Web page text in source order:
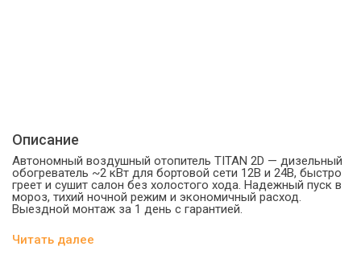
Описание
Автономный воздушный отопитель TITAN 2D — дизельный
обогреватель ~2 кВт для бортовой сети 12В и 24В, быстро
греет и сушит салон без холостого хода. Надежный пуск в
мороз, тихий ночной режим и экономичный расход.
Выездной монтаж за 1 день с гарантией.
Читать далее